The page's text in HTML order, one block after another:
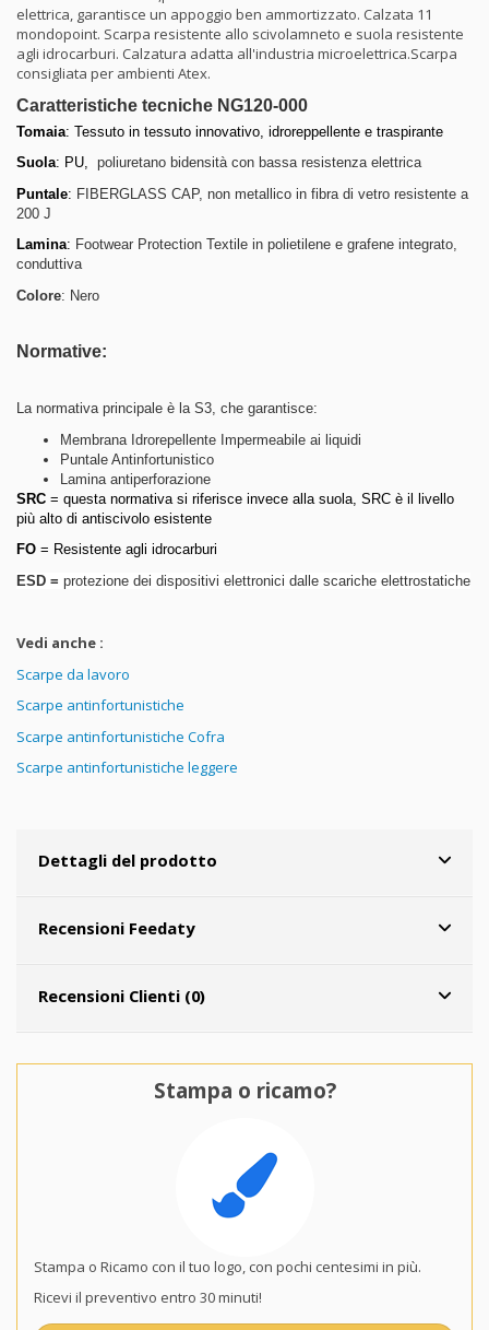
elettrica, garantisce un appoggio ben ammortizzato. Calzata 11
mondopoint. Scarpa resistente allo scivolamneto e suola resistente
agli idrocarburi. Calzatura adatta all'industria microelettrica.Scarpa
consigliata per ambienti Atex.
Caratteristiche tecniche NG120-000
Tomaia: Tessuto in tessuto innovativo, idroreppellente e traspirante
Suola: PU, poliuretano bidensità con bassa resistenza elettrica
Puntale: FIBERGLASS CAP, non metallico in fibra di vetro resistente a
200 J
Lamina: Footwear Protection Textile in polietilene e grafene integrato,
conduttiva
Colore: Nero
Normative:
La normativa principale è la S3, che garantisce:
Membrana Idrorepellente Impermeabile ai liquidi
Puntale Antinfortunistico
Lamina antiperforazione
SRC = questa normativa si riferisce invece alla suola, SRC è il livello
più alto di antiscivolo esistente
FO = Resistente agli idrocarburi
ESD = protezione dei dispositivi elettronici dalle scariche elettrostatiche
Vedi anche :
Scarpe da lavoro
Scarpe antinfortunistiche
Scarpe antinfortunistiche Cofra
Scarpe antinfortunistiche leggere
Dettagli del prodotto
Recensioni Feedaty
Recensioni Clienti (0)
Stampa o ricamo?
Stampa o Ricamo con il tuo logo, con pochi centesimi in più.
Ricevi il preventivo entro 30 minuti!